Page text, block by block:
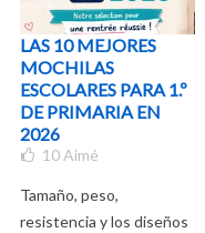
LAS 10 MEJORES
MOCHILAS
ESCOLARES PARA 1.º
DE PRIMARIA EN
2026
10 Aimé
Tamaño, peso,
resistencia y los diseños